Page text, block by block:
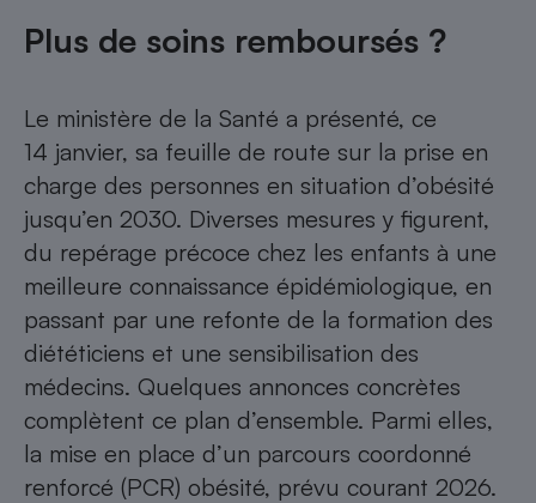
Plus de soins remboursés ?
Le ministère de la Santé a présenté, ce
14 janvier, sa feuille de route sur la prise en
charge des personnes en situation d’obésité
jusqu’en 2030. Diverses mesures y figurent,
du repérage précoce chez les enfants à une
meilleure connaissance épidémiologique, en
passant par une refonte de la formation des
diététiciens et une sensibilisation des
médecins. Quelques annonces concrètes
complètent ce plan d’ensemble. Parmi elles,
la mise en place d’un parcours coordonné
renforcé (PCR) obésité, prévu courant 2026.